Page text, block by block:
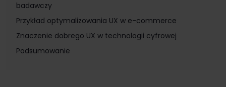
badawczy
Przykład optymalizowania UX w e-commerce
Znaczenie dobrego UX w technologii cyfrowej
Podsumowanie